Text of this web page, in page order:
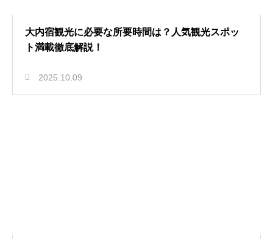
大内宿観光に必要な所要時間は？人気観光スポッ
ト満載徹底解説！
2025.10.09